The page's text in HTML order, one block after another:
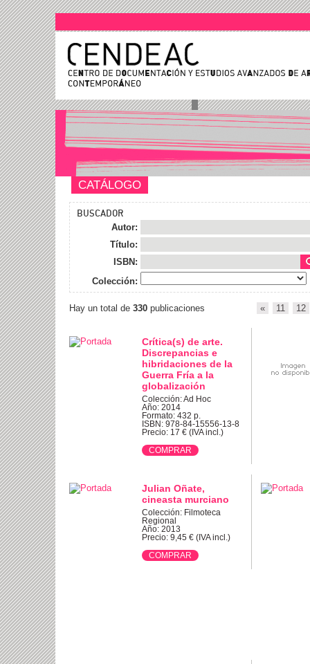
CATÁLOGO
BUSCADOR
Autor:
Título:
ISBN:
Colección:
Hay un total de 330 publicaciones « 11 12
Crítica(s) de arte.
Discrepancias e
hibridaciones de la
Guerra Fría a la
globalización
Colección: Ad Hoc
Año: 2014
Formato: 432 p.
ISBN: 978-84-15556-13-8
Precio: 17 € (IVA incl.)
Julian Oñate,
cineasta murciano
Colección: Filmoteca
Regional
Año: 2013
Precio: 9,45 € (IVA incl.)